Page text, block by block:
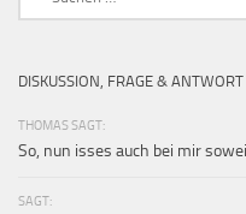
DISKUSSION, FRAGE & ANTWORT
THOMAS SAGT:
So, nun isses auch bei mir
SAGT: